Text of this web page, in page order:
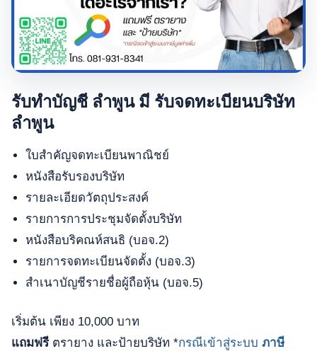
รับทำบัญชี ลำพูน มี รับจดทะเบียนบริษัท
ลำพูน
ใบสำคัญจดทะเบียนพาณิชย์
หนังสือรับรองบริษัท
รายละเอียดวัตถุประสงค์
รายการการประชุมจัดตั้งบริษัท
หนังสือบริคณห์สนธิ (บอจ.2)
รายการจดทะเบียนจัดตั้ง (บอจ.3)
สำเนาบัญชีรายชื่อผู้ถือหุ้น (บอจ.5)
เริ่มต้น เพียง 10,000 บาท
แถมฟรีตรายาง และป้ายบริษัท *กรณีเข้าสู่ระบบ ภาษี